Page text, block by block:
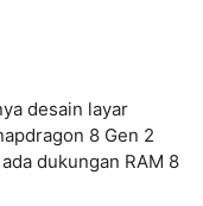
desain layar
8 Gen 2
dukungan RAM 8